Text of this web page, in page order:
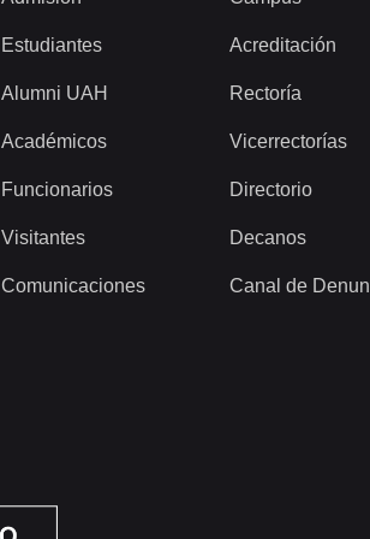
Estudiantes
Alumni UAH
Académicos
Funcionarios
Visitantes
Comunicaciones
Acreditación
Rectoría
Vicerrectorías
Directorio
Decanos
Canal de